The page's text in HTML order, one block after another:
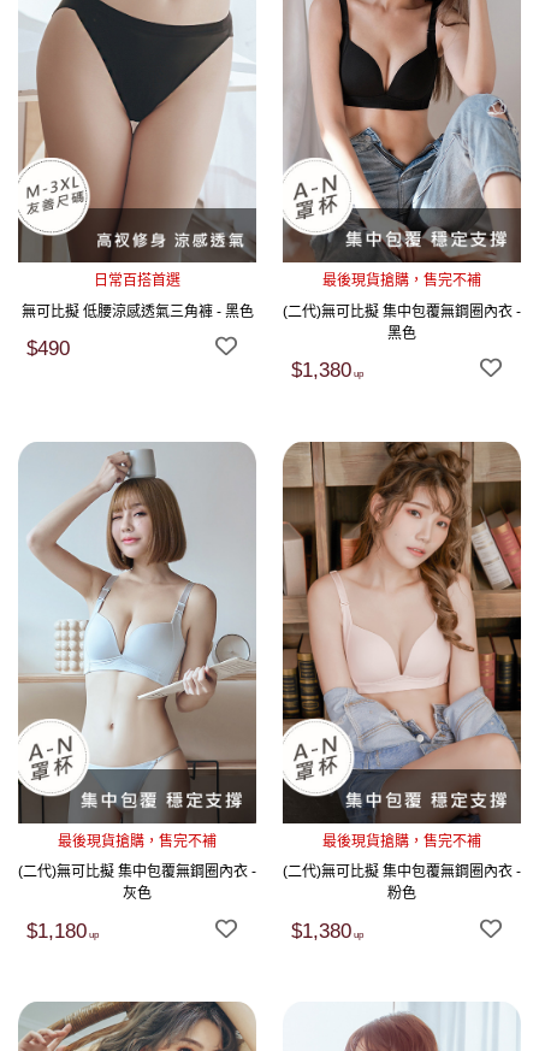
日常百搭首選
無可比擬 低腰涼感透氣三角褲 - 黑色
$490
最後現貨搶購，售完不補
(二代)無可比擬 集中包覆無鋼圈內衣 -
黑色
$1,380
最後現貨搶購，售完不補
(二代)無可比擬 集中包覆無鋼圈內衣 -
灰色
$1,180
最後現貨搶購，售完不補
(二代)無可比擬 集中包覆無鋼圈內衣 -
粉色
$1,380